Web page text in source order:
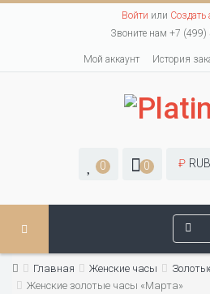
Войти или Создать
Звоните нам +7 (499)
Мой аккаунт История
0 0 ₽ RUB
Главная Женские часы
Женские золотые часы «Марта»